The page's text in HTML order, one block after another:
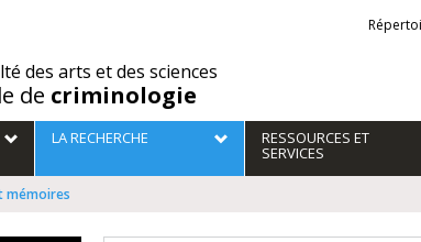
des arts et des sciences
de criminologie
Liens
LA RECHERCHE RESSOURCES ET
SERVICES
mémoires